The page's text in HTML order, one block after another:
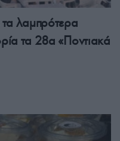
λαμπρότερα
τα 28α «Ποντιακά